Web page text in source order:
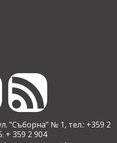
"Съборна" № 1, тел.: +359 2
; + 359 2 904